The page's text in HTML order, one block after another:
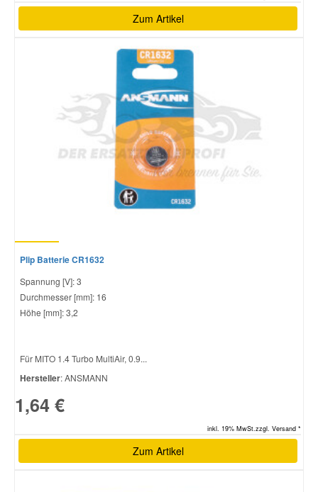
Zum Artikel
Plip Batterie CR1632
Spannung [V]: 3
Durchmesser [mm]: 16
Höhe [mm]: 3,2
Für MITO 1.4 Turbo MultiAir, 0.9...
Hersteller: ANSMANN
1,64 €
inkl. 19% MwSt.zzgl. Versand *
Zum Artikel